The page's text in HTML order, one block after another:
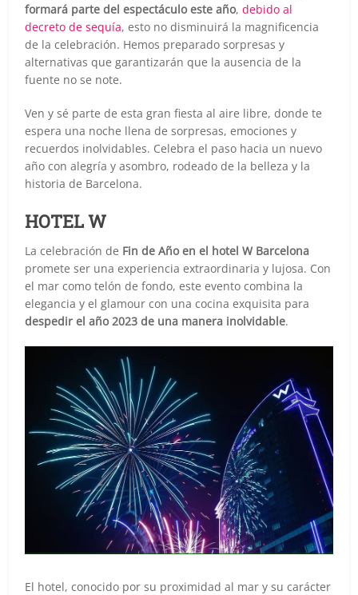
formará parte del espectáculo este año,debido al
decreto de sequía, esto no disminuirá la magnificencia
de la celebración. Hemos preparado sorpresas y
alternativas que garantizarán que la ausencia de la
fuente no se note.
Ven y sé parte de esta gran fiesta al aire libre, donde te
espera una noche llena de sorpresas, emociones y
recuerdos inolvidables. Celebra el paso hacia un nuevo
año con alegría y asombro, rodeado de la belleza y la
historia de Barcelona.
HOTEL W
La celebración de Fin de Año en el hotel W Barcelona
promete ser una experiencia extraordinaria y lujosa. Con
el mar como telón de fondo, este evento combina la
elegancia y el glamour con una cocina exquisita para
despedir el año 2023 de una manera inolvidable.
El hotel, conocido por su proximidad al mar y su carácter